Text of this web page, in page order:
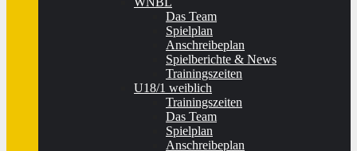
Das Team
Spielplan
Anschreibeplan
Spielberichte & News
Trainingszeiten
U18/1 weiblich
Trainingszeiten
Das Team
Spielplan
Anschreibeplan